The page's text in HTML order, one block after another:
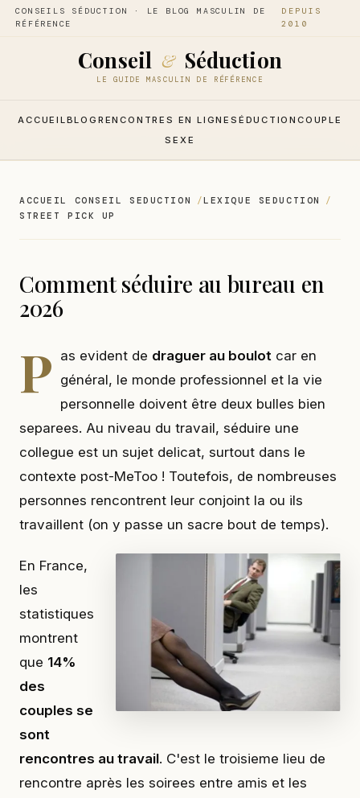
CONSEILS SÉDUCTION · LE BLOG MASCULIN DE
RÉFÉRENCE
DEPUIS
2010
Conseil & Séduction
LE GUIDE MASCULIN DE RÉFÉRENCE
ACCUEIL BLOG RENCONTRES EN LIGNE SÉDUCTIONCOUPLE
SEXE
ACCUEIL CONSEIL SEDUCTION
LEXIQUE SEDUCTION
STREET PICK UP
Comment séduire au bureau en
2026
P as evident de draguer au boulotcar en
général, le monde professionnel et la vie
personnelle doivent être deux bulles bien
separees. Au niveau du travail, séduire une
collegue est un sujet delicat, surtout dans le
contexte post-MeToo ! Toutefois, de nombreuses
personnes rencontrent leur conjoint la ou ils
travaillent (on y passe un sacre bout de temps).
En France,
les
statistiques
montrent
que 14%
des
couples se
sont
rencontres au travail. C'est le troisieme lieu de
rencontre après les soirees entre amis et les